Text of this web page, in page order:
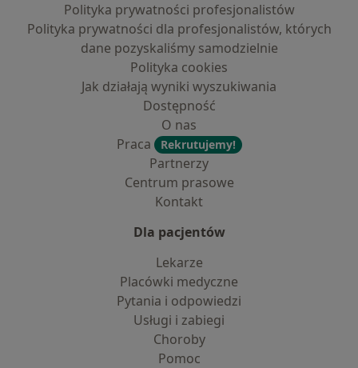
Polityka prywatności profesjonalistów
Polityka prywatności dla profesjonalistów, których
dane pozyskaliśmy samodzielnie
Polityka cookies
Jak działają wyniki wyszukiwania
Dostępność
O nas
Praca
Rekrutujemy!
Partnerzy
Centrum prasowe
Kontakt
Dla pacjentów
Lekarze
Placówki medyczne
Pytania i odpowiedzi
Usługi i zabiegi
Choroby
Pomoc